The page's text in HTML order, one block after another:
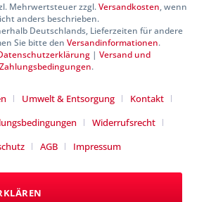
Mehrwertsteuer zzgl.Versandkosten, wenn
anders beschrieben.
Deutschlands, Lieferzeiten für andere
Sie bitte den Versandinformationen.
| Versand und
Zahlungsbedingungen.
Umwelt & Entsorgung
Kontakt
Widerrufsrecht
AGB Impressum